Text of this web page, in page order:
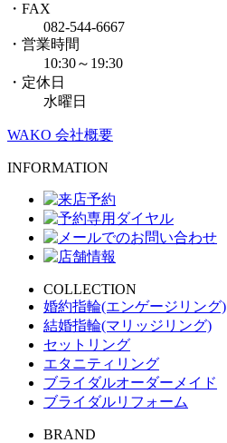
・FAX
082-544-6667
・営業時間
10:30～19:30
・定休日
水曜日
WAKO 会社概要
INFORMATION
COLLECTION
婚約指輪(エンゲージリング)
結婚指輪(マリッジリング)
セットリング
エタニティリング
ブライダルオーダーメイド
ブライダルリフォーム
BRAND